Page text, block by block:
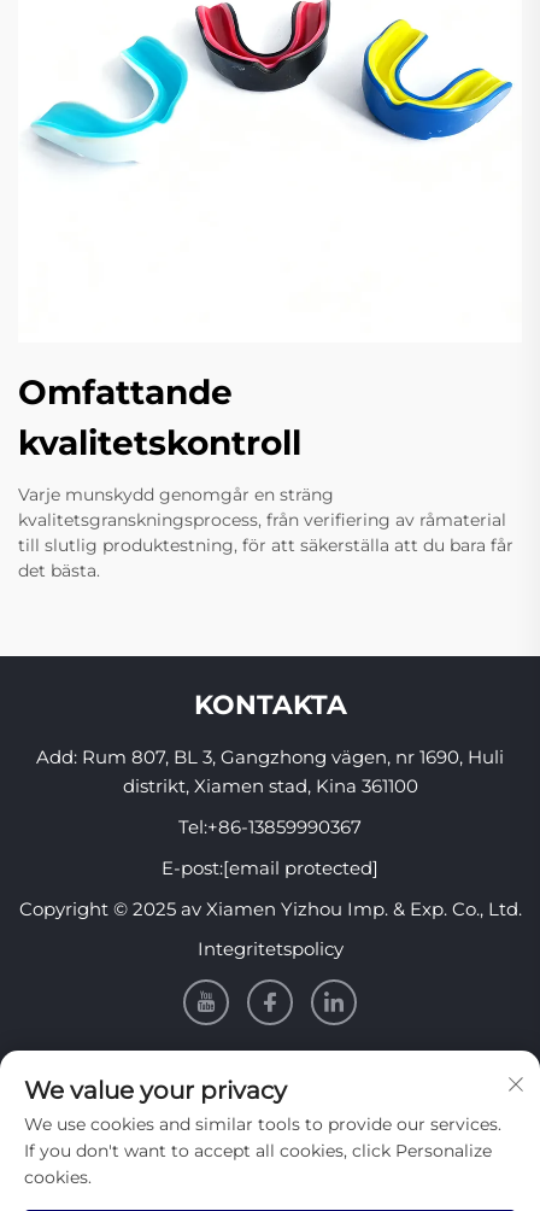
Omfattande
kvalitetskontroll
Varje munskydd genomgår en sträng
kvalitetsgranskningsprocess, från verifiering av råmaterial
till slutlig produktestning, för att säkerställa att du bara får
det bästa.
KONTAKTA
Add: Rum 807, BL 3, Gangzhong vägen, nr 1690, Huli
distrikt, Xiamen stad, Kina 361100
Tel:+86-13859990367
E-post:[email protected]
Copyright © 2025 av Xiamen Yizhou Imp. & Exp. Co., Ltd.
Integritetspolicy
INFORMATION
Registrera dig för att få vårt veckovisa nyhetsbrev
We value your privacy
We use cookies and similar tools to provide our services.
If you don't want to accept all cookies, click Personalize
cookies.